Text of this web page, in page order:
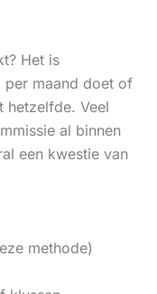
Het is
per maand doet of
hetzelfde. Veel
al binnen
een kwestie van
methode)